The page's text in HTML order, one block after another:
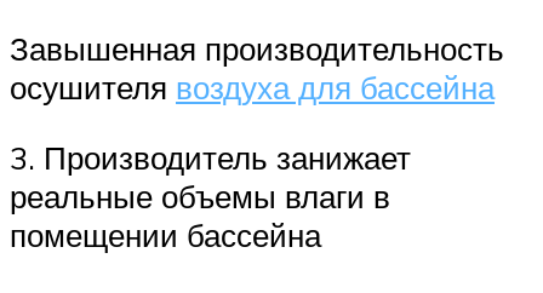
Завышенная производительность
осушителя воздуха для бассейна
3. Производитель занижает
реальные объемы влаги в
помещении бассейна